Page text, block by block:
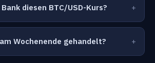
diesen BTC/USD-Kurs?
Wochenende gehandelt?